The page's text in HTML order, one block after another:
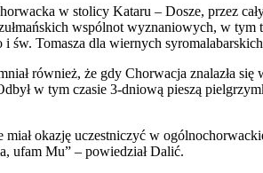
w stolicy Kataru – Dosze, przez
wspólnot wyznaniowych, w
św. Tomasza dla wiernych
również, że gdy Chorwacja znalazła
w tym czasie 3-dniową pieszą
okazję uczestniczyć w
ufam Mu” – powiedział Dalić.